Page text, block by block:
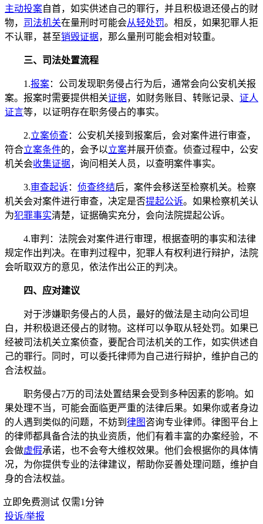
主动投案自首，如实供述自己的罪行，并且积极退还侵占的财
物， 司法机关在量刑时可能会从轻处罚。相反，如果犯罪人拒
不认罪，甚至销毁证据，那么量刑可能会相对较重。
三、司法处置流程
1.报案：公司发现职务侵占行为后，通常会向公安机关报
案。报案时需要提供相关证据，如财务账目、转账记录、 证人
证言等，以证明存在职务侵占的事实。
2.立案侦查：公安机关接到报案后，会对案件进行审查，
符合立案条件的，会予以立案并展开侦查。侦查过程中，公安
机关会收集证据，询问相关人员，以查明案件事实。
3.审查起诉： 侦查终结后，案件会移送至检察机关。检察
机关会对案件进行审查，决定是否提起公诉。如果检察机关认
为犯罪事实清楚，证据确实充分，会向法院提起公诉。
4.审判：法院会对案件进行审理，根据查明的事实和法律
规定作出判决。在审判过程中，犯罪人有权利进行辩护，法院
会听取双方的意见，依法作出公正的判决。
四、应对建议
对于涉嫌职务侵占的人员，最好的做法是主动向公司坦
白，并积极退还侵占的财物。这样可以争取从轻处罚。如果已
经被司法机关立案侦查，要配合司法机关的工作，如实供述自
己的罪行。同时，可以委托律师为自己进行辩护，维护自己的
合法权益。
职务侵占7万的司法处置结果会受到多种因素的影响。如
果处理不当，可能会面临更严重的法律后果。如果你或者身边
的人遇到类似的问题，不妨到 律图 咨询专业律师。律图平台上
的律师都具备合法的执业资质，他们有着丰富的办案经验，不
会做虚假承诺，也不会夸大维权效果。他们会根据你的具体情
况，为你提供专业的法律建议，帮助你妥善处理问题，维护自
身的合法权益。
立即免费测试 仅需1分钟
投诉/举报